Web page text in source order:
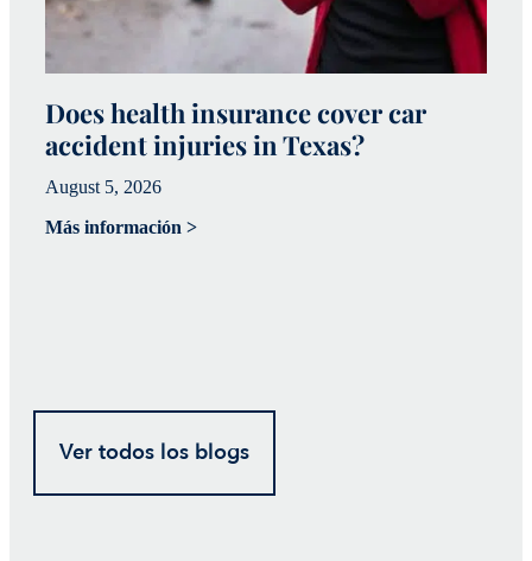
Does health insurance cover car
accident injuries in Texas?
August 5, 2026
Más información >
Ver todos los blogs